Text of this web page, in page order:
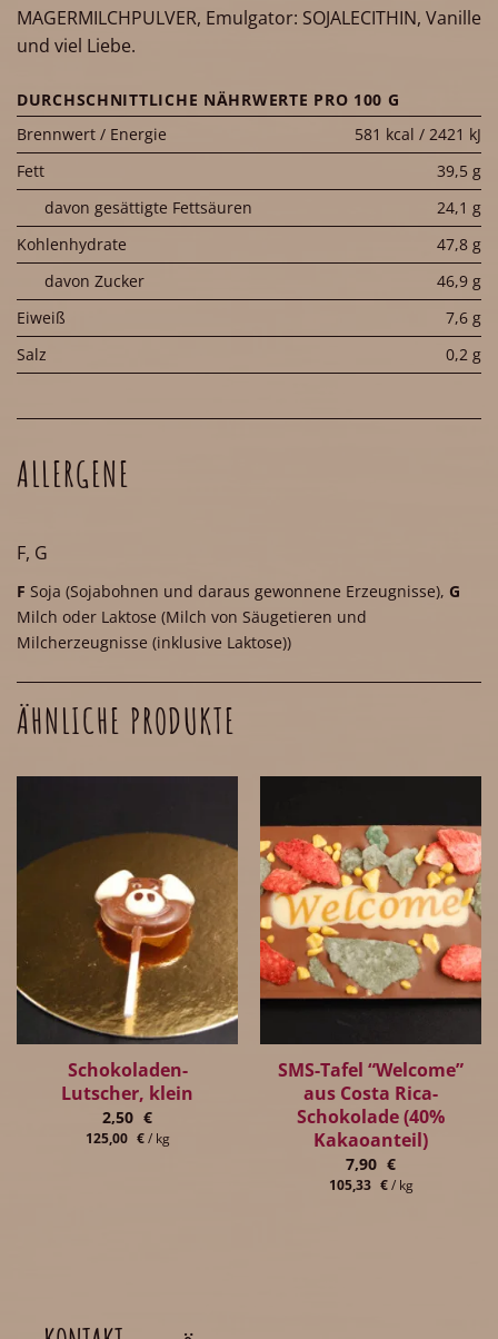
MAGERMILCHPULVER, Emulgator: SOJALECITHIN, Vanille
und viel Liebe.
DURCHSCHNITTLICHE NÄHRWERTE PRO 100 G
Brennwert / Energie
581 kcal / 2421 kJ
Fett
39,5 g
davon gesättigte Fettsäuren
24,1 g
Kohlenhydrate
47,8 g
davon Zucker
46,9 g
Eiweiß
7,6 g
Salz
0,2 g
ALLERGENE
F, G
F Soja (Sojabohnen und daraus gewonnene Erzeugnisse), G
Milch oder Laktose (Milch von Säugetieren und
Milcherzeugnisse (inklusive Laktose))
ÄHNLICHE PRODUKTE
Schokoladen-
Lutscher, klein
2,50 €
125,00 €/ kg
SMS-Tafel “Welcome”
aus Costa Rica-
Schokolade (40%
Kakaoanteil)
7,90 €
105,33 €/ kg